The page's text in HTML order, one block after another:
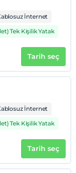
İnternet
Tek Kişilik Yatak
Tarih seç
İnternet
Tek Kişilik Yatak
Tarih seç